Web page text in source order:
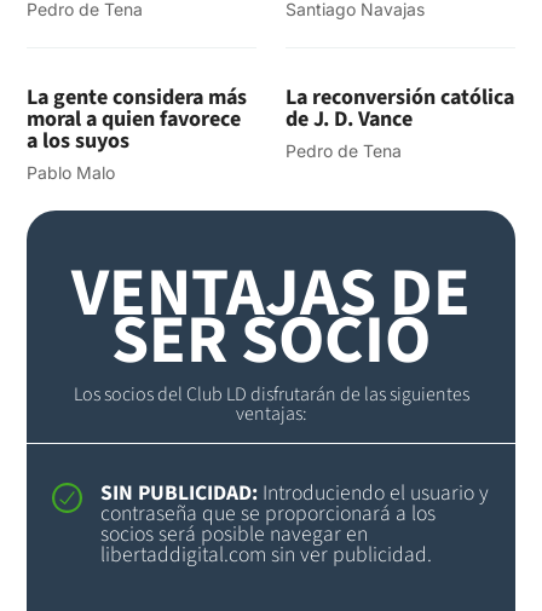
Pedro de Tena Santiago Navajas
La gente considera más
moral a quien favorece
a los suyos
Pablo Malo
La reconversión católica
de J. D. Vance
Pedro de Tena
VENTAJAS DE
SER SOCIO
Los socios del Club LD disfrutarán de las siguientes
ventajas:
SIN PUBLICIDAD:Introduciendo el usuario y
contraseña que se proporcionará a los
socios será posible navegar en
libertaddigital.com sin ver publicidad.